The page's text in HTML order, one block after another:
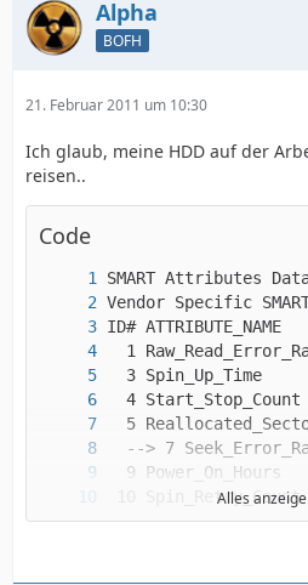
Alpha
BOFH
21. Februar 2011 um 10:30
Ich glaub, meine HDD auf der
reisen..
Code
Alles